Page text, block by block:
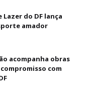
do DF lança
amador
acompanha obras
com